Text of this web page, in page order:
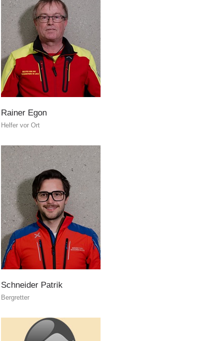
Rainer Egon
Helfer vor Ort
Schneider Patrik
Bergretter